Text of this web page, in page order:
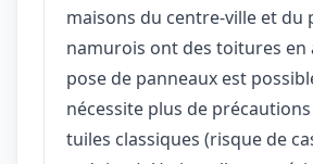
maisons du centre-ville et du
namurois ont des toitures en
pose de panneaux est
nécessite plus de
tuiles classiques (risque de